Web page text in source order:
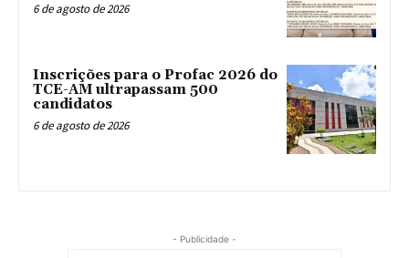
6 de agosto de 2026
Inscrições para o Profac 2026 do
TCE-AM ultrapassam 500
candidatos
6 de agosto de 2026
- Publicidade -